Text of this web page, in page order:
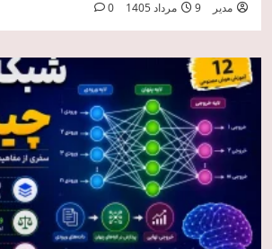
مدیر 9 مرداد 1405 0